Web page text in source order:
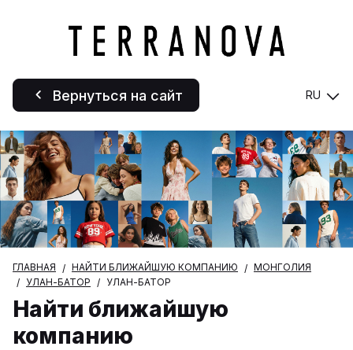
Вернуться на сайт RU
ГЛАВНАЯ НАЙТИ БЛИЖАЙШУЮ КОМПАНИЮ
МОНГОЛИЯ
УЛАН-БАТОР
УЛАН-БАТОР
Найти ближайшую
компанию